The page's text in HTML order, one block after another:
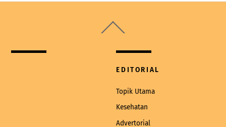
To
EDITORIAL
Topik Utama
Kesehatan
Advertorial